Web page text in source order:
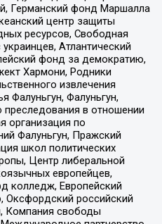
Германский фонд Маршалла
центр защиты
ресурсов, Свободная
Атлантический
фонд за демократию,
Хармони, Родники
извлечения
Фалуньгун, Фалуньгун,
в отношении
организация по
Фалуньгун, Пражский
школ политических
Центр либеральной
европейцев,
колледж, Европейский
российский
Компания свободы